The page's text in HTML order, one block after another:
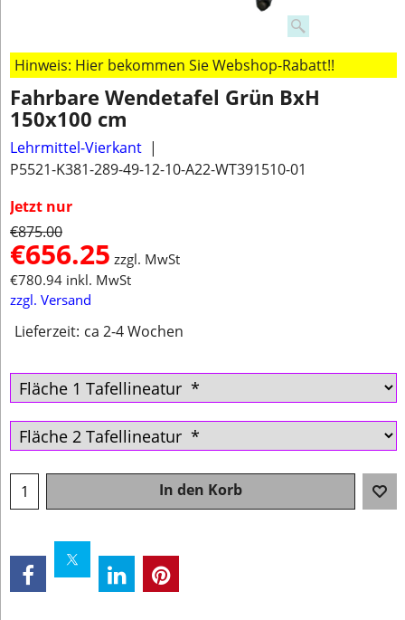
Hinweis: Hier bekommen Sie Webshop-Rabatt!!
Fahrbare Wendetafel Grün BxH
150x100 cm
Lehrmittel-Vierkant
P5521-K381-289-49-12-10-A22-WT391510-01
Jetzt nur
€875.00
€656.25 zzgl. MwSt
€780.94 inkl. MwSt
zzgl. Versand
Lieferzeit: ca 2-4 Wochen
In den Korb